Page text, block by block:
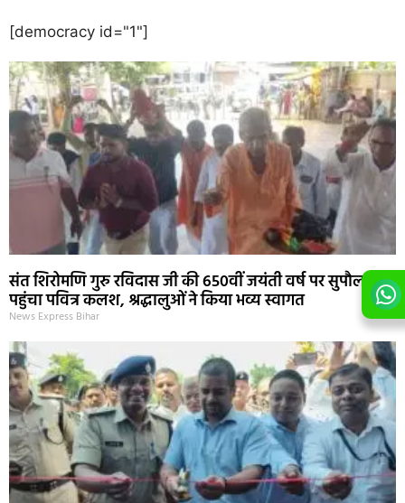
[democracy id="1"]
संत शिरोमणि गुरु रविदास जी की 650वीं जयंती वर्ष पर सुपौल
पहुंचा पवित्र कलश, श्रद्धालुओं ने किया भव्य स्वागत
News Express Bihar